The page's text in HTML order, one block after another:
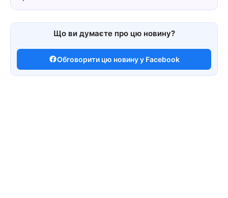
Що ви думаєте про цю новину?
Обговорити цю новину у Facebook